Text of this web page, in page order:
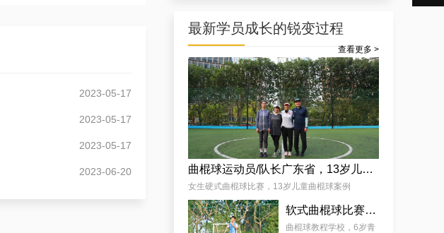
2023-05-17
2023-05-17
2023-05-17
2023-06-20
麦少颜
最新学员成长的锐变过程
查看更多 >
曲棍球运动员/队长广东省，13岁儿童曲棍球案例
女生硬式曲棍球比赛，13岁儿童曲棍球案例
软式曲棍球比赛技巧，6岁青少年曲棍球教程案例
曲棍球教程学校，6岁青